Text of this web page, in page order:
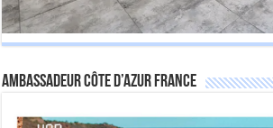
Ambassadeur Côte d’Azur France